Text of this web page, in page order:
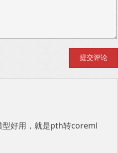
好用，就是pth转coreml